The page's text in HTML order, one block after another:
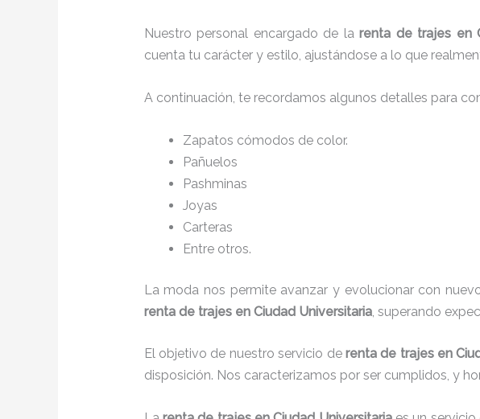
Nuestro personal encargado de larenta de trajes en
cuenta tu carácter y estilo, ajustándose a lo que
A continuación, te recordamos algunos detalles para
Zapatos cómodos de color.
Pañuelos
Pashminas
Joyas
Carteras
Entre otros.
La moda nos permite avanzar y evolucionar con
renta de trajes en Ciudad Universitaria, superando
El objetivo de nuestro servicio de renta de trajes en
disposición. Nos caracterizamos por ser cumplidos, y